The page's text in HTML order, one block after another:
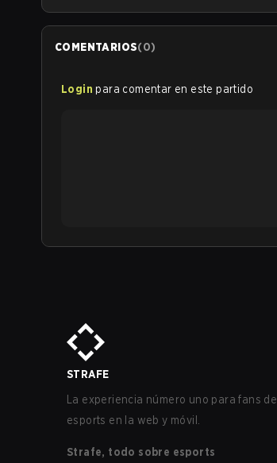
COMENTARIOS(0)
Login para comentar en este partido
STRAFE
La experiencia número uno para fans de
esports en la web y móvil.
Strafe, todo sobre esports